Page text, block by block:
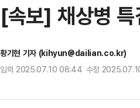
[속보] 채상병 특
황기현 기자 (kihyun@dailian.co.kr)
입력 2025.07.10 08:44 수정